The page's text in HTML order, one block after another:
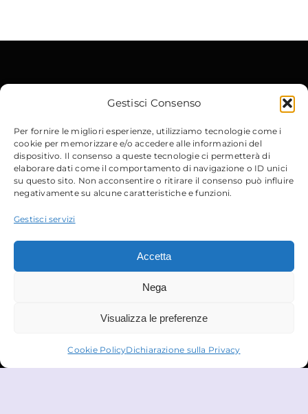
Gestisci Consenso
Per fornire le migliori esperienze, utilizziamo tecnologie come i
cookie per memorizzare e/o accedere alle informazioni del
dispositivo. Il consenso a queste tecnologie ci permetterà di
elaborare dati come il comportamento di navigazione o ID unici
su questo sito. Non acconsentire o ritirare il consenso può influire
negativamente su alcune caratteristiche e funzioni.
Gestisci servizi
Accetta
Nega
Visualizza le preferenze
Cookie PolicyDichiarazione sulla Privacy
Contatti
Via Gobetti, 15– 40129 Bologna
Email:info@micdrop.it
Cookie Policy